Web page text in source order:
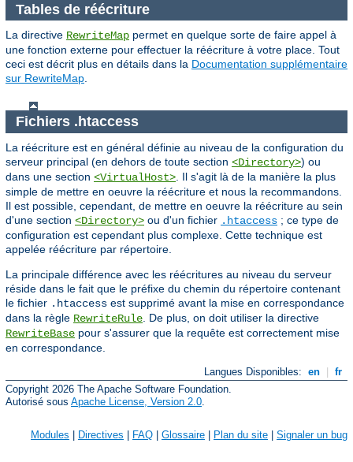
Tables de réécriture
La directive RewriteMap permet en quelque sorte de faire appel à
une fonction externe pour effectuer la réécriture à votre place. Tout
ceci est décrit plus en détails dans la Documentation supplémentaire
sur RewriteMap.
Fichiers .htaccess
La réécriture est en général définie au niveau de la configuration du
serveur principal (en dehors de toute section <Directory>) ou
dans une section <VirtualHost> . Il s'agit là de la manière la plus
simple de mettre en oeuvre la réécriture et nous la recommandons.
Il est possible, cependant, de mettre en oeuvre la réécriture au sein
d'une section <Directory> ou d'un fichier .htaccess ; ce type de
configuration est cependant plus complexe. Cette technique est
appelée réécriture par répertoire.
La principale différence avec les réécritures au niveau du serveur
réside dans le fait que le préfixe du chemin du répertoire contenant
le fichier .htaccess est supprimé avant la mise en correspondance
dans la règle RewriteRule . De plus, on doit utiliser la directive
RewriteBase pour s'assurer que la requête est correctement mise
en correspondance.
Langues Disponibles: en | fr
Copyright 2026 The Apache Software Foundation.
Autorisé sous Apache License, Version 2.0.
Modules Directives FAQ Glossaire Plan du site Signaler un bug